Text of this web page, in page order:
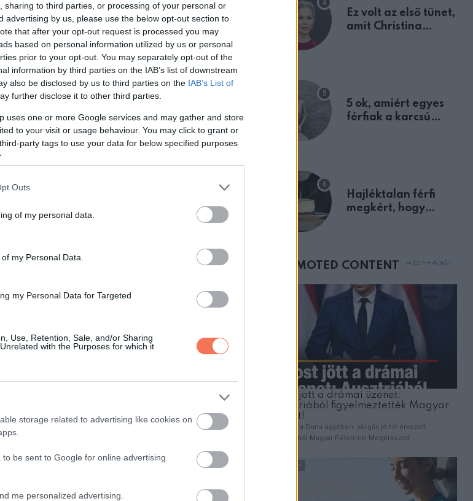
sharing to third parties, or processing of your personal or
advertising by us, please use the below opt-out section to
that after your opt-out request is processed you may
based on personal information utilized by us or personal
prior to your opt-out. You may separately opt-out of the
information by third parties on the IAB’s list of downstream
also be disclosed by us to third parties on the IAB’s List of
further disclose it to other third parties.
uses one or more Google services and may gather and store
to your visit or usage behaviour. You may click to grant or
party tags to use your data for below specified purposes
Outs
of my personal data.
my Personal Data.
my Personal Data for Targeted
Use, Retention, Sale, and/or Sharing
with the Purposes for which it
storage related to advertising like cookies on
be sent to Google for online advertising
me personalized advertising.
mindenkinek el kéne sajátítania az
a kórházban.
KÖVETKEZŐ POSZT
testvére: így teltek Karsai Dániel utolsó
órái
Ez volt az első tünet,
amit Christina
5 ok, amiért egyes
férfiak a karcsú
Hajléktalan férfi
megkért, hogy
mellettem ült az első